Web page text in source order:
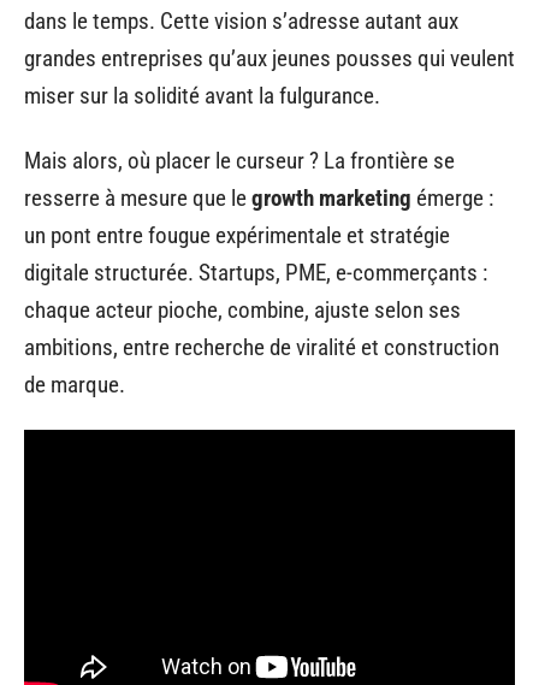
dans le temps. Cette vision s’adresse autant aux
grandes entreprises qu’aux jeunes pousses qui veulent
miser sur la solidité avant la fulgurance.
Mais alors, où placer le curseur ? La frontière se
resserre à mesure que legrowth marketing émerge :
un pont entre fougue expérimentale et stratégie
digitale structurée. Startups, PME, e-commerçants :
chaque acteur pioche, combine, ajuste selon ses
ambitions, entre recherche de viralité et construction
de marque.